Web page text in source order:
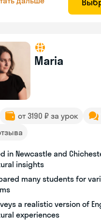
Maria
от 3190 ₽ за урок
in Newcastle and
insights
many students for
a realistic version of
experiences